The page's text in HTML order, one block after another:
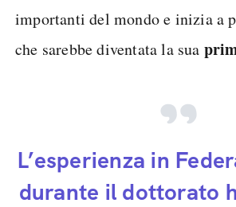
importanti del mondo e inizia a
che sarebbe diventata la sua
L’esperienza in
durante il dottorato